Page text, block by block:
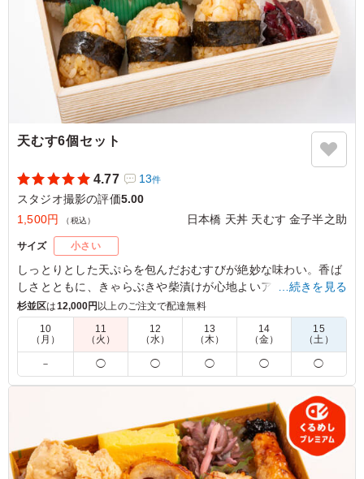
ご利用シーン：ロケ・撮影›スタジオ撮影
東京都渋谷区神山町2026/07/09
天むす6個セット
4.77 13件
スタジオ撮影の評価5.00
1,500円
（税込） 日本橋 天丼 天むす 金子半之助
サイズ 小さい
しっとりとした天ぷらを包んだおむすびが絶妙な味わい。香ば
しさとともに、きゃらぶきや柴漬けが心地よいアクセントを加
えます。お集まりの席や接待にぴったりです。日本橋 天丼 天
むす 金子半之助の天むすで特別なひとときをお楽しみくださ
い。
5.0
お弁当が小さめとのことで、つまめる様にプラスしまし
た。 一口サイズで食べやすく、つまみやすいので差し入
れや会議にも便利でした。ご飯のかたさがちょうどよく、
海老の風味も感じられます。6個あるのでシェアしやすい
点も助かりました。
…続きを見る
杉並区は12,000円以上のご注文で配達無料
10
（月）
11
（火）
12
（水）
13
（木）
14
（金）
15
（土）
－ ◯ ◯ ◯ ◯ ◯